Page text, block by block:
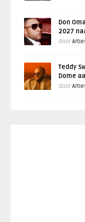
Don
2027
door
Teddy
Dome
door